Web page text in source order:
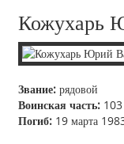
Кожухарь
Звание: рядовой
Воинская часть:
Погиб: 19 марта